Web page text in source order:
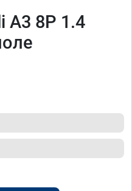
A3 8P 1.4